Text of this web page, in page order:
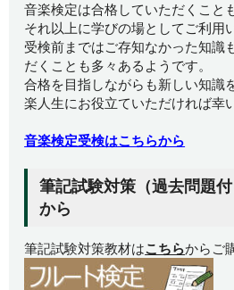
音楽検定は合格していただくこと
それ以上に学びの場としてご利用
受検前まではご存知なかった知識
だくことも多々あるようです。
合格を目指しながらも新しい知識
楽人生にお役立ていただければ幸
音楽検定受検はこちらから
筆記試験対策（過去問題
から
筆記試験対策教材はこちらからご